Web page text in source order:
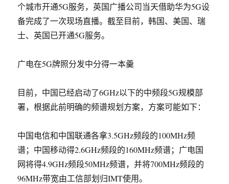
个城市开通5G服务，英国广播公司当天借助华为5G设
备完成了一次现场直播。截至目前，韩国、美国、瑞
士、英国已开通5G服务。
广电在5G牌照分发中分得一本羹
目前，中国已经启动了6GHz以下的中频段5G规模部
署，根据此前明确的频谱规划方案，方案可能如下：
中国电信和中国联通各拿3.5GHz频段的100MHz频
谱；中国移动得2.6GHz频段的160MHz频谱；广电国
网将得4.9GHz频段50MHz频谱，并将700MHz频段的
96MHz带宽由工信部划归IMT使用。